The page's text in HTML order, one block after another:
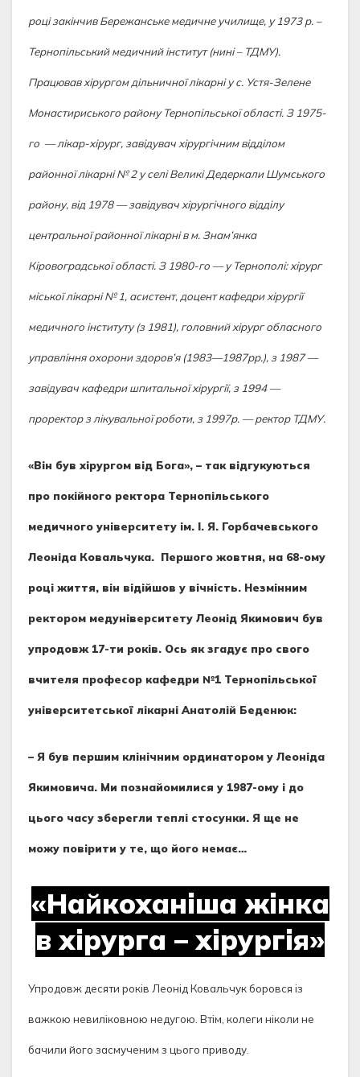
році закінчив Бережанське медичне училище, у 1973 р. –
Тернопільський медичний інститут (нині – ТДМУ).
Працював хірургом дільничної лікарні у с. Устя-Зелене
Монастириського району Тернопільської області. З 1975-
го — лікар-хірург, завідувач хірургічним відділом
районної лікарні № 2 у селі Великі Дедеркали Шумського
району, від 1978 — завідувач хірургічного відділу
центральної районної лікарні в м. Знам’янка
Кіровоградської області. З 1980-го — у Тернополі: хірург
міської лікарні № 1, асистент, доцент кафедри хірургії
медичного інституту (з 1981), головний хірург обласного
управління охорони здоров’я (1983—1987рр.), з 1987 —
завідувач кафедри шпитальної хірургії, з 1994 —
проректор з лікувальної роботи, з 1997р. — ректор ТДМУ.
«Він був хірургом від Бога», – так відгукуються
про покійного ректора Тернопільського
медичного університету ім. І. Я. Горбачевського
Леоніда Ковальчука. Першого жовтня, на 68-ому
році життя, він відійшов у вічність. Незмінним
ректором медуніверситету Леонід Якимович був
упродовж 17-ти років. Ось як згадує про свого
вчителя професор кафедри №1 Тернопільської
університетської лікарні Анатолій Беденюк:
– Я був першим клінічним ординатором у Леоніда
Якимовича. Ми познайомилися у 1987-ому і до
цього часу зберегли теплі стосунки. Я ще не
можу повірити у те, що його немає…
«Найкоханіша жінка
в хірурга – хірургія»
Упродовж десяти років Леонід Ковальчук боровся із
важкою невиліковною недугою. Втім, колеги ніколи не
бачили його засмученим з цього приводу.